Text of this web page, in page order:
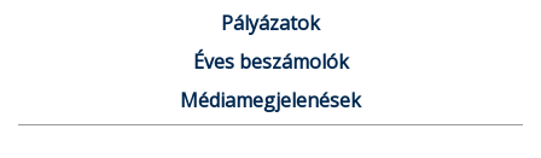
Pályázatok
Éves beszámolók
Médiamegjelenések